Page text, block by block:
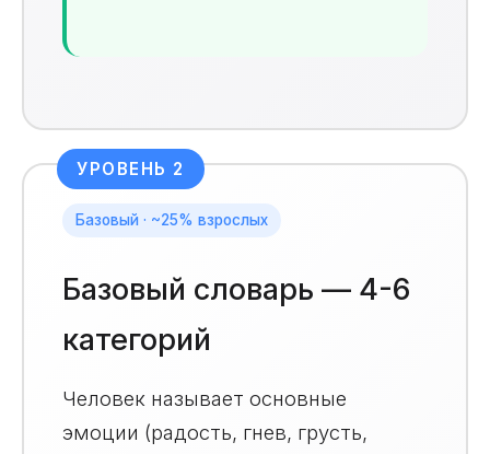
УРОВЕНЬ 2
Базовый · ~25% взрослых
Базовый словарь — 4-6
категорий
Человек называет основные
эмоции (радость, гнев, грусть,